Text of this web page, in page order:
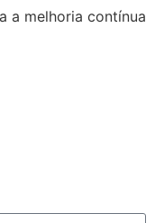
a melhoria contínua